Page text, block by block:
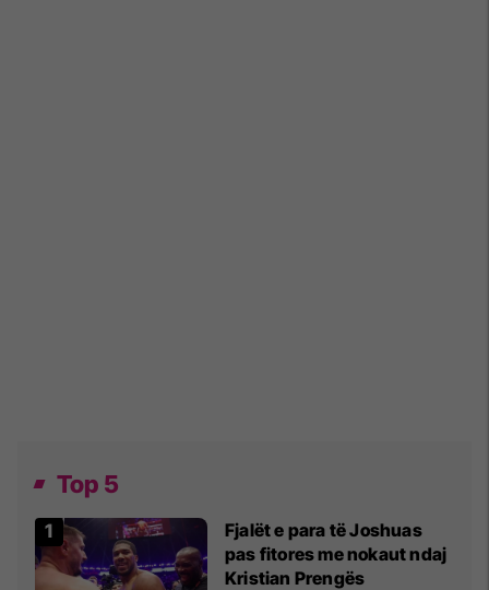
Top 5
Fjalët e para të Joshuas
pas fitores me nokaut ndaj
Kristian Prengës